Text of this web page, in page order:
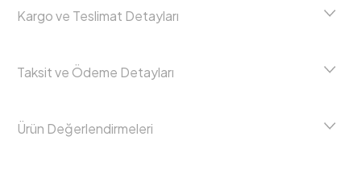
Kargo ve Teslimat Detayları
Taksit ve Ödeme Detayları
Ürün Değerlendirmeleri